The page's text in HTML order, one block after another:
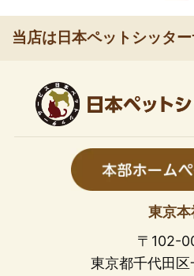
当店は日本ペットシッタ
東京本
〒102-
東京都千代田